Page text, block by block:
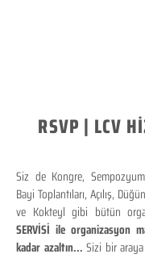
RSVP | LCV
Siz de Kongre,
Bayi Toplantıları, Açılış,
ve Kokteyl gibi bütün
SERVİSİ ile organizasyon
kadar azaltın...Sizi bir